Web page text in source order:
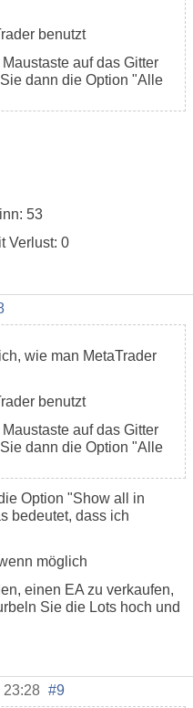
benutzt
auf das Gitter
dann die Option "Alle
53
Verlust: 0
wie man MetaTrader
benutzt
auf das Gitter
dann die Option "Alle
Option "Show all in
bedeutet, dass ich
möglich
einen EA zu verkaufen,
Sie die Lots hoch und
23:28 #9